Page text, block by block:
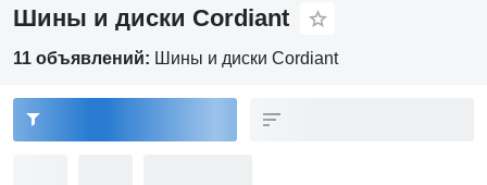
Шины и диски Cordiant
11 объявлений: Шины и диски Cordiant